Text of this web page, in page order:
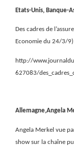
Etats-Unis, Banque-
Des cadres de
Economie du 24/3/9)
http://
627083/
Allemagne,Angela
Angela Merkel vue
show sur la chaîne